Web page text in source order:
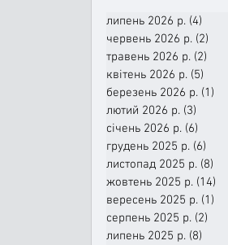
липень 2026 р. (4)
червень 2026 р. (2)
травень 2026 р. (2)
квітень 2026 р. (5)
березень 2026 р. (1)
лютий 2026 р. (3)
січень 2026 р. (6)
грудень 2025 р. (6)
листопад 2025 р. (8)
жовтень 2025 р. (14)
вересень 2025 р. (1)
серпень 2025 р. (2)
липень 2025 р. (8)